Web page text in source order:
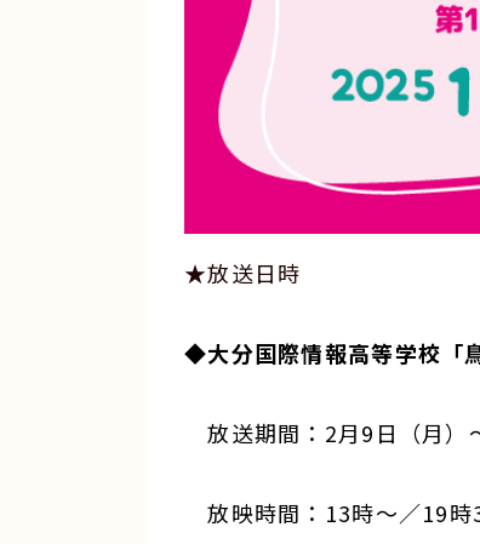
★放送日時
◆大分国際情報高等学校「
放送期間：2月9日（月）
放映時間：13時～／19時